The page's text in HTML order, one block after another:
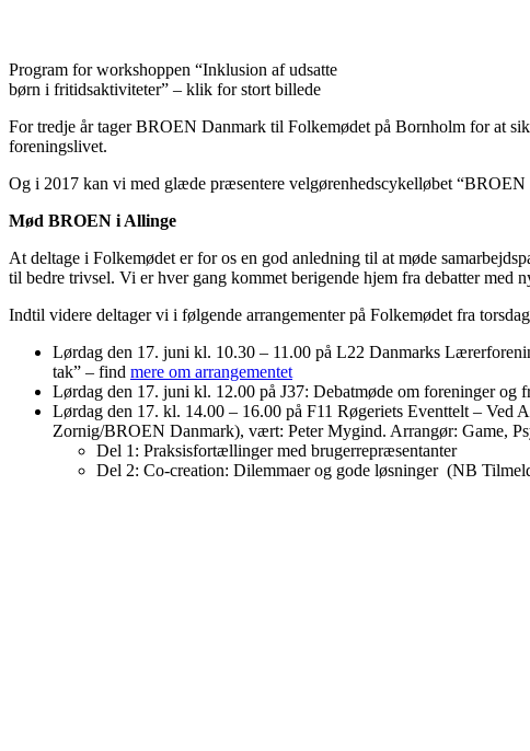
Program for workshoppen “Inklusion af udsatte
børn i fritidsaktiviteter” – klik for stort billede
For tredje år tager BROEN Danmark til Folkemødet på Bornholm for at
foreningslivet.
Og i 2017 kan vi med glæde præsentere velgørenhedscykelløbet “BROEN
Mød BROEN i Allinge
At deltage i Folkemødet er for os en god anledning til at møde
til bedre trivsel. Vi er hver gang kommet berigende hjem fra debatter med
Indtil videre deltager vi i følgende arrangementer på Folkemødet fra
Lørdag den 17. juni kl. 10.30 – 11.00 på L22 Danmarks
tak” – find mere om arrangementet
Lørdag den 17. juni kl. 12.00 på J37: Debatmøde om foreninger og
Lørdag den 17. kl. 14.00 – 16.00 på F11 Røgeriets Eventtelt – Ved
Zornig/BROEN Danmark), vært: Peter Mygind. Arrangør: Game,
Del 1: Praksisfortællinger med brugerrepræsentanter
Del 2: Co-creation: Dilemmaer og gode løsninger (NB